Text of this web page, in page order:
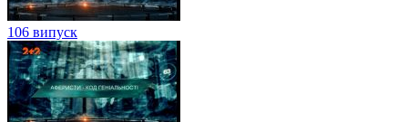
106 випуск